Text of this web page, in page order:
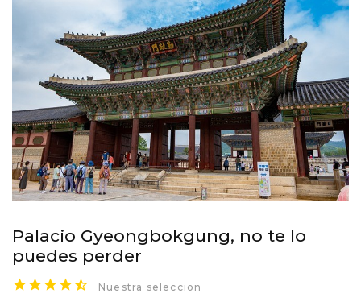
Palacio Gyeongbokgung, no te lo
puedes perder
Nuestra seleccion